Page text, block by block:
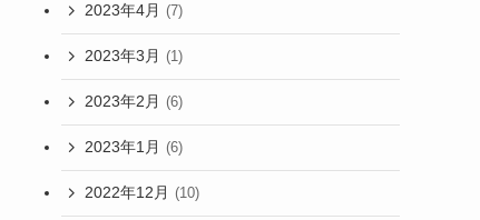
2023年4月 (7)
2023年3月 (1)
2023年2月 (6)
2023年1月 (6)
2022年12月 (10)